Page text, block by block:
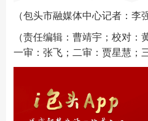
（包头市融媒体中心记者：李
（责任编辑：曹靖宇；校对：
一审：张飞；二审：贾星慧；